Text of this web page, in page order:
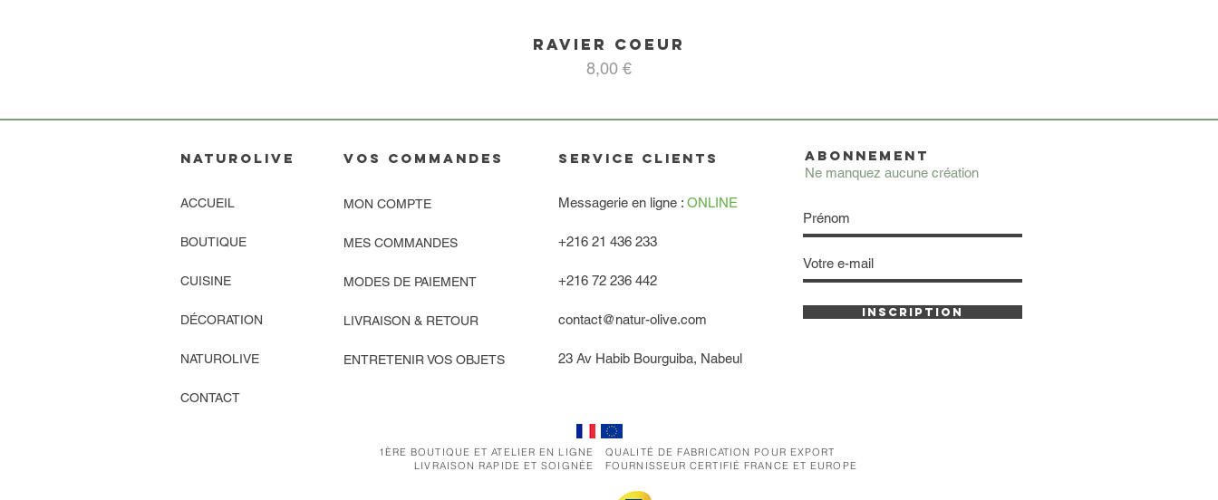
Aperçu rapide
Ravier coeur
Prix
8,00 €
NATUROLIVE
ACCUEIL
BOUTIQUE
CUISINE
DÉCORATION
NATUROLIVE
CONTACT
vos COMMANDES service clients
MON COMPTE
MES COMMANDES
MODES DE PAIEMENT
LIVRAISON & RETOUR
ENTRETENIR VOS OBJETS
Messagerie en ligne : ONLINE
+216 21 436 233
+216 72 236 442
contact@natur-olive.com
23 Av Habib Bourguiba, Nabeul
ABONNEMENT
Ne manquez aucune création
INSCRIPTION
1ÈRE BOUTIQUE ET ATELIER EN LIGNE
LIVRAISON RAPIDE ET SOIGNÉE
QUALITÉ DE FABRICATION POUR EXPORT
FOURNISSEUR CERTIFIÉ FRANCE ET EUROPE